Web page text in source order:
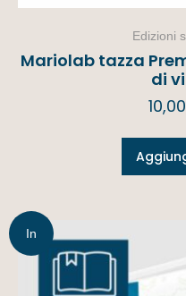
Edizioni
Mariolab tazza
di
10,00
In